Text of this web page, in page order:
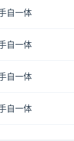
自一体
自一体
自一体
自一体